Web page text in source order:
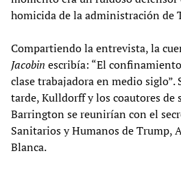
homicida de la administración de
Compartiendo la entrevista, la
Jacobin escribía: “El
clase trabajadora en medio siglo”.
tarde, Kulldorff y los coautores de
Barrington se reunirían con el
Sanitarios y Humanos de Trump,
Blanca.